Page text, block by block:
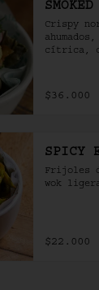
Crispy
cítrica,
$36.000
SPICY
Frijoles
wok
$22.000